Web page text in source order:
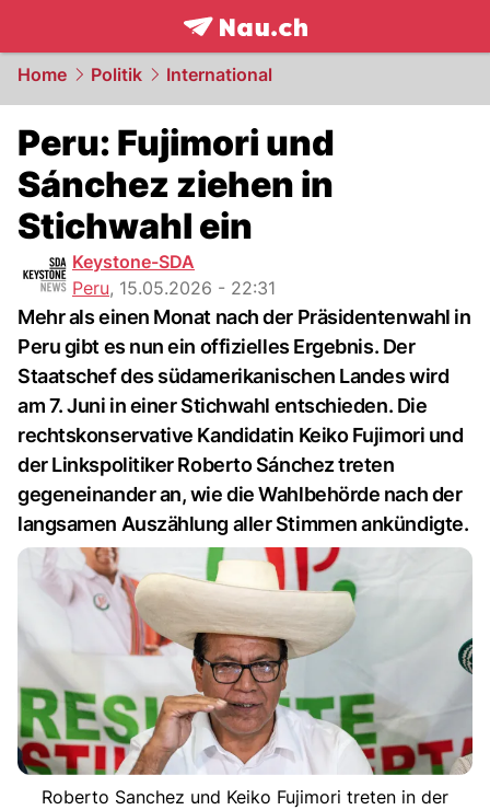
frontpage.NAU.ch
Home Politik International
Peru: Fujimori und
Sánchez ziehen in
Stichwahl ein
Keystone-SDA
Peru, 15.05.2026 - 22:31
Mehr als einen Monat nach der Präsidentenwahl in
Peru gibt es nun ein offizielles Ergebnis. Der
Staatschef des südamerikanischen Landes wird
am 7. Juni in einer Stichwahl entschieden. Die
rechtskonservative Kandidatin Keiko Fujimori und
der Linkspolitiker Roberto Sánchez treten
gegeneinander an, wie die Wahlbehörde nach der
langsamen Auszählung aller Stimmen ankündigte.
Roberto Sanchez und Keiko Fujimori treten in der